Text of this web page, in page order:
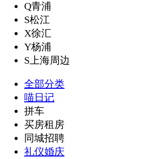
Q青浦
S松江
X徐汇
Y杨浦
S上海周边
全部分类
喵日记
拼车
买房租房
同城招聘
礼仪婚庆